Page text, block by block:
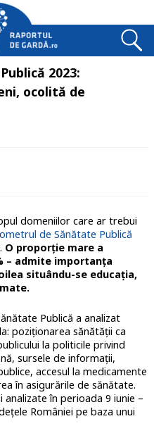
2023:
ocolită de
domeniilor care ar trebui
de Sănătate Publică
O proporție mare a
– admite importanța
situându-se educația,
Publică a analizat
poziționarea sănătății ca
la politicile privind
sursele de informații,
accesul la medicamente
în asigurările de sănătate.
în perioada 9 iunie –
României pe baza unui